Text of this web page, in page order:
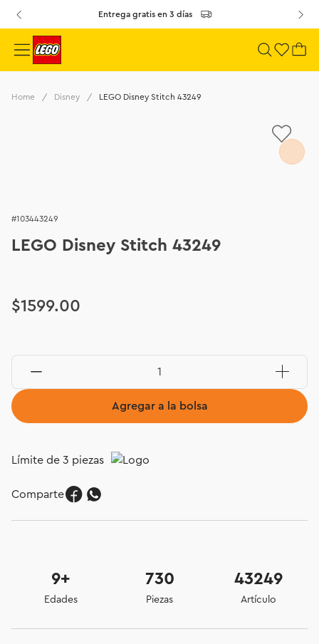
Entrega gratis en 3 días
Disney LEGO Disney Stitch 43249
103443249
LEGO Disney Stitch 43249
$1599.00
Agregar a la bolsa
Límite de 3 piezas
Comparte
9+
Edades
730
Piezas
43249
Artículo